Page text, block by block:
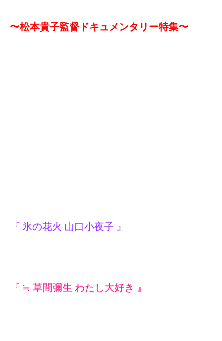
〜松本貴子監督ドキュメンタリー特集〜
『 氷の花火 山口小夜子 』
『 ≒ 草間彌生 わたし大好き 』